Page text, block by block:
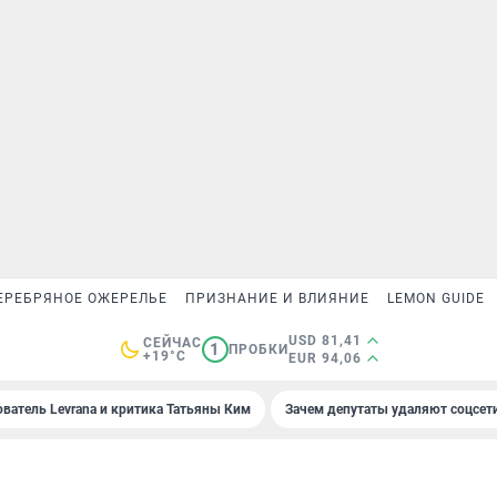
ОЖЕРЕЛЬЕ ПРИЗНАНИЕ И ВЛИЯНИЕ LEMON GUIDE
СЕЙЧАС
+19°C
1 ПРОБКИ
USD 81,41
EUR 94,06
Levrana и критика Татьяны Ким Зачем депутаты удаляют